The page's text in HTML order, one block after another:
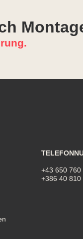
+43 650 760
+386 40 810